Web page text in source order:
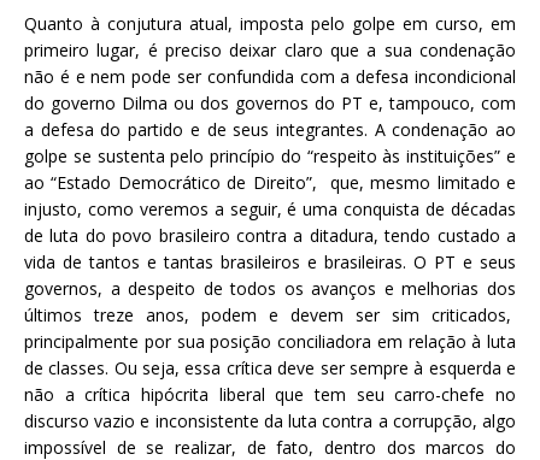
Quanto à conjutura atual, imposta pelo golpe em curso, em
primeiro lugar, é preciso deixar claro que a sua condenação
não é e nem pode ser confundida com a defesa incondicional
do governo Dilma ou dos governos do PT e, tampouco, com
a defesa do partido e de seus integrantes. A condenação ao
golpe se sustenta pelo princípio do “respeito às instituições” e
ao “Estado Democrático de Direito”, que, mesmo limitado e
injusto, como veremos a seguir, é uma conquista de décadas
de luta do povo brasileiro contra a ditadura, tendo custado a
vida de tantos e tantas brasileiros e brasileiras. O PT e seus
governos, a despeito de todos os avanços e melhorias dos
últimos treze anos, podem e devem ser sim criticados,
principalmente por sua posição conciliadora em relação à luta
de classes. Ou seja, essa crítica deve ser sempre à esquerda e
não a crítica hipócrita liberal que tem seu carro-chefe no
discurso vazio e inconsistente da luta contra a corrupção, algo
impossível de se realizar, de fato, dentro dos marcos do